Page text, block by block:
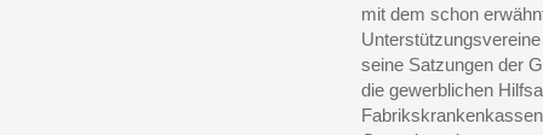
mit dem schon
seine Satzungen der
die gewerblichen